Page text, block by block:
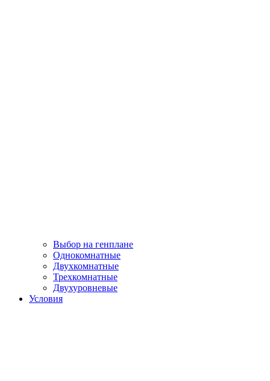
Выбор на генплане
Однокомнатные
Двухкомнатные
Трехкомнатные
Двухуровневые
Условия